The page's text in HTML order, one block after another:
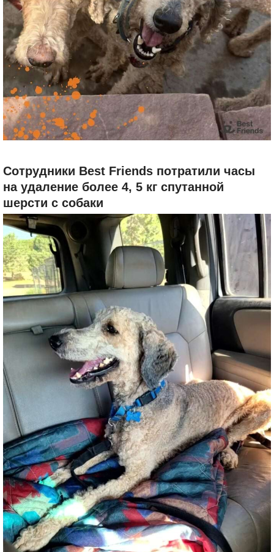
Сотрудники Best Friends потратили часы
на удаление более 4, 5 кг спутанной
шерсти с собаки